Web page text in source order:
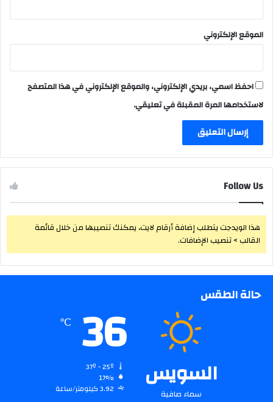
الموقع الإلكتروني
احفظ اسمي، بريدي الإلكتروني، والموقع الإلكتروني في هذا المتصفح
لاستخدامها المرة المقبلة في تعليقي.
Follow Us
هذا الويدجت يتطلب إضافة أرقام لايت، يمكنك تنصيبها من خلال قائمة
القالب > تنصيب الإضافات.
حالة الطقس
السويس
سماء صافية
36
℃
17%
3.92 كيلومتر/ساعة